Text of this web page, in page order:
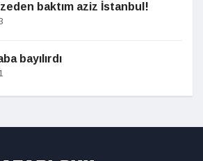
baktım aziz İstanbul!
bayılırdı